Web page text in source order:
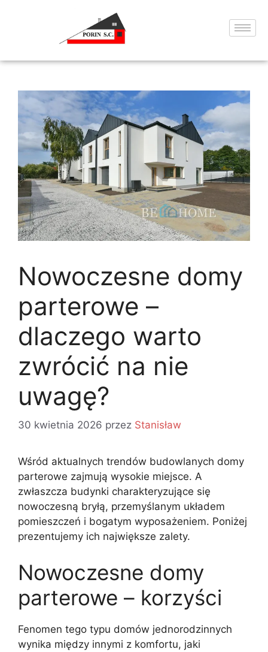
Nowoczesne domy
parterowe –
dlaczego warto
zwrócić na nie
uwagę?
30 kwietnia 2026 przez Stanisław
Wśród aktualnych trendów budowlanych domy
parterowe zajmują wysokie miejsce. A
zwłaszcza budynki charakteryzujące się
nowoczesną bryłą, przemyślanym układem
pomieszczeń i bogatym wyposażeniem. Poniżej
prezentujemy ich największe zalety.
Nowoczesne domy
parterowe – korzyści
Fenomen tego typu domów jednorodzinnych
wynika między innymi z komfortu, jaki